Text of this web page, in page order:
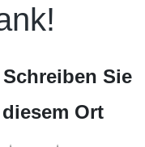
Sie
Ort